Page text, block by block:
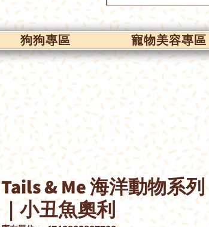
狗狗專區 寵物美容專區
Tails & Me 海洋動物系列
｜小丑魚奧利